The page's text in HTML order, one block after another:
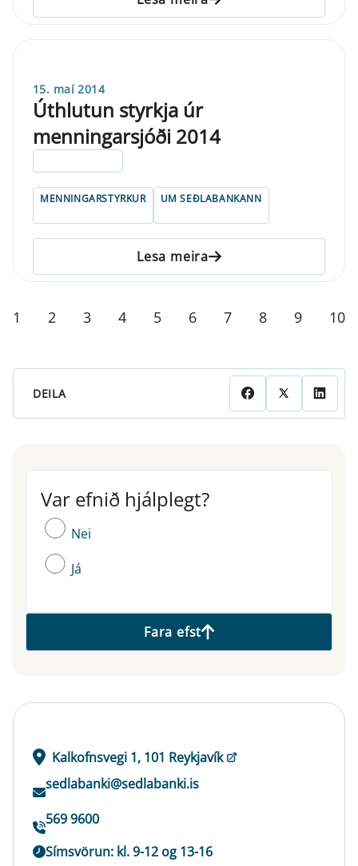
15. maí 2014
Úthlutun styrkja úr
menningarsjóði 2014
MENNINGARSTYRKUR UM SEÐLABANKANN
Lesa meira
1 2 3 4 5 6 7 8 9 10
DEILA
Var efnið hjálplegt?
Var efnið hjálplegt?
Nei
Já
Fara efst
Kalkofnsvegi 1, 101 Reykjavík
sedlabanki@sedlabanki.is
569 9600
Símsvörun: kl. 9-12 og 13-16